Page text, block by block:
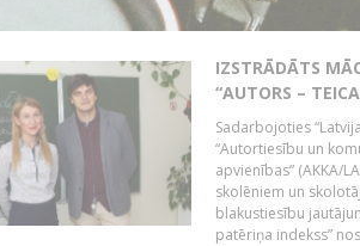
IZSTRĀDĀTS
“AUTORS –
Sadarbojoties
“Autortiesību un
apvienības” (AKKA/
skolēniem un
blakustiesību
patēriņa indekss”